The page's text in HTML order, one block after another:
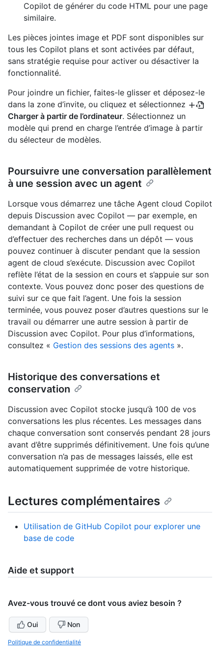
Copilot de générer du code HTML pour une page
similaire.
Les pièces jointes image et PDF sont disponibles sur
tous les Copilot plans et sont activées par défaut,
sans stratégie requise pour activer ou désactiver la
fonctionnalité.
Pour joindre un fichier, faites-le glisser et déposez-le
dans la zone d’invite, ou cliquez et sélectionnez
Charger à partir de l’ordinateur. Sélectionnez un
modèle qui prend en charge l’entrée d’image à partir
du sélecteur de modèles.
Poursuivre une conversation parallèlement
à une session avec un agent
Lorsque vous démarrez une tâche Agent cloud Copilot
depuis Discussion avec Copilot — par exemple, en
demandant à Copilot de créer une pull request ou
d’effectuer des recherches dans un dépôt — vous
pouvez continuer à discuter pendant que la session
agent de cloud s’exécute. Discussion avec Copilot
reflète l’état de la session en cours et s’appuie sur son
contexte. Vous pouvez donc poser des questions de
suivi sur ce que fait l’agent. Une fois la session
terminée, vous pouvez poser d’autres questions sur le
travail ou démarrer une autre session à partir de
Discussion avec Copilot. Pour plus d’informations,
consultez « Gestion des sessions des agents ».
Historique des conversations et
conservation
Discussion avec Copilot stocke jusqu’à 100 de vos
conversations les plus récentes. Les messages dans
chaque conversation sont conservés pendant 28 jours
avant d’être supprimés définitivement. Une fois qu’une
conversation n’a pas de messages laissés, elle est
automatiquement supprimée de votre historique.
Lectures complémentaires
Utilisation de GitHub Copilot pour explorer une
base de code
Aide et support
Avez-vous trouvé ce dont vous aviez besoin ?
Oui Non
Politique de confidentialité